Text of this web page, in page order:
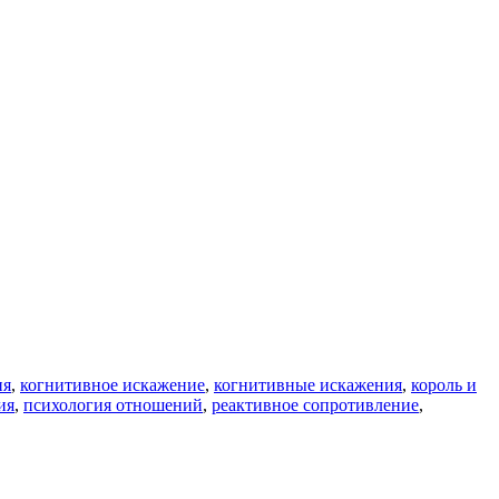
, когнитивное искажение, когнитивные искажения, король и
, психология отношений, реактивное сопротивление,